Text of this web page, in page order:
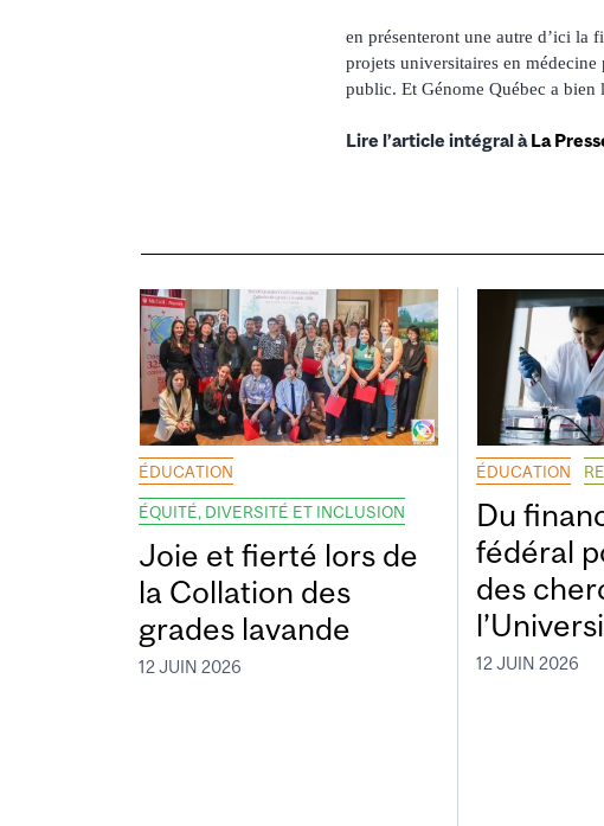
en présenteront une autre d’ici la
projets universitaires en
public. Et Génome Québec a bien
Lire l’article intégral àLa
ÉDUCATION
ÉQUITÉ, DIVERSITÉ ET INCLUSION
Joie et fierté lors de
la Collation des
grades lavande
12 JUIN 2026
ÉDUCATION
Du
fédéral
des
12 JUIN 2026